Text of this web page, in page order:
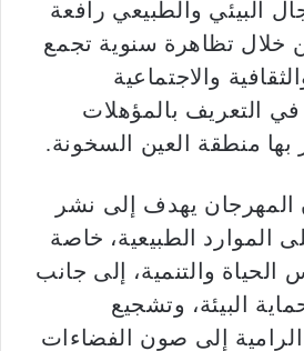
البيئي والطبيعي رافعة
خلال تظاهرة سنوية تجمع
والاجتماعية
التعريف بالمؤهلات
بها منطقة العين السخونة.
المهرجان يهدف إلى نشر
الموارد الطبيعية، خاصة
الحياة والتنمية، إلى جانب
البيئة، وتشجيع
الرامية إلى صون الفضاءات